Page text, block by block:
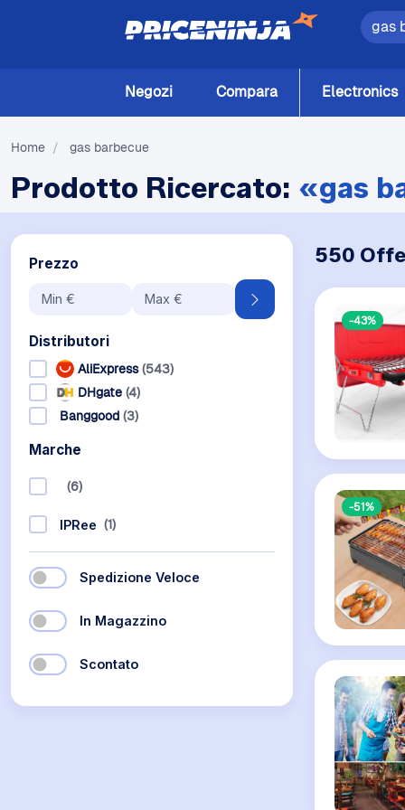
Negozi Compara Electronics
Home / gas barbecue
Prodotto Ricercato: «gas
Prezzo
Distributori
AliExpress (543)
DHgate (4)
Banggood (3)
Marche
(6)
IPRee (1)
Spedizione Veloce
In Magazzino
Scontato
550
-43%
-51%